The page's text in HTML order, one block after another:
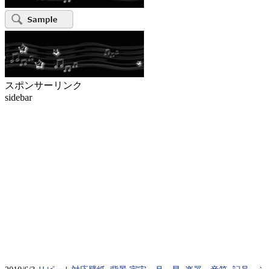
スポンサーリンク
sidebar